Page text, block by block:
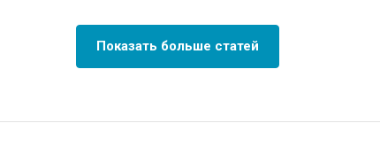
Показать больше статей